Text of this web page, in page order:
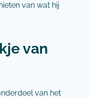
van wat hij
van
van het